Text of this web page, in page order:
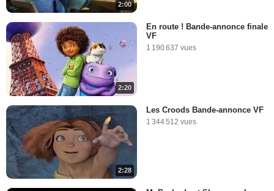
2:00
2:20
En route ! Bande-annonce finale
VF
1 190 637 vues
2:28
Les Croods Bande-annonce VF
1 344 512 vues